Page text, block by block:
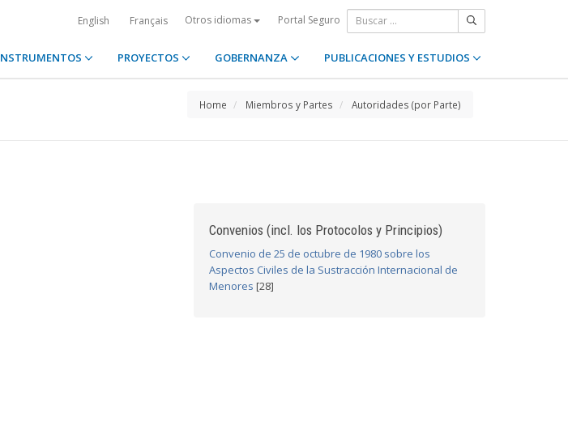
English Français Otros idiomas Portal Seguro
PROYECTOS GOBERNANZA PUBLICACIONES Y ESTUDIOS
Home Miembros y Partes Autoridades (por Parte)
Convenios (incl. los Protocolos y Principios)
Convenio de 25 de octubre de 1980 sobre los
Aspectos Civiles de la Sustracción Internacional de
Menores [28]